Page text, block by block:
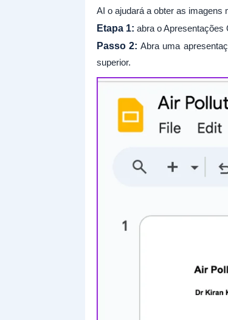
AI o ajudará a obter as imagens
Etapa 1: abra o Apresentações
Passo 2: Abra uma
superior.